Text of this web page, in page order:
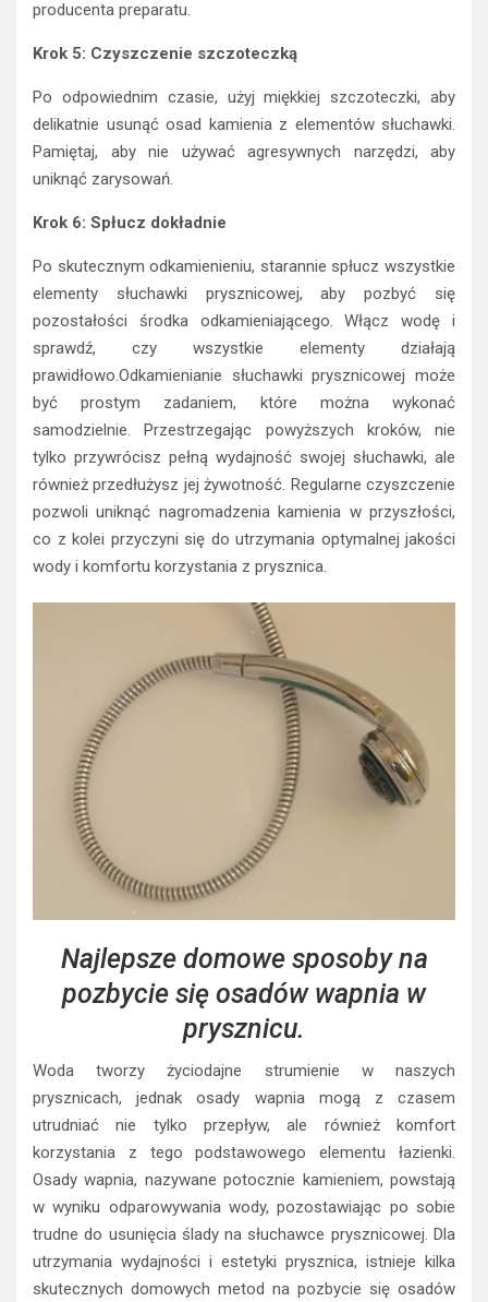
producenta preparatu.
Krok 5: Czyszczenie szczoteczką
Po odpowiednim czasie, użyj miękkiej szczoteczki, aby
delikatnie usunąć osad kamienia z elementów słuchawki.
Pamiętaj, aby nie używać agresywnych narzędzi, aby
uniknąć zarysowań.
Krok 6: Spłucz dokładnie
Po skutecznym odkamienieniu, starannie spłucz wszystkie
elementy słuchawki prysznicowej, aby pozbyć się
pozostałości środka odkamieniającego. Włącz wodę i
sprawdź, czy wszystkie elementy działają
prawidłowo.Odkamienianie słuchawki prysznicowej może
być prostym zadaniem, które można wykonać
samodzielnie. Przestrzegając powyższych kroków, nie
tylko przywrócisz pełną wydajność swojej słuchawki, ale
również przedłużysz jej żywotność. Regularne czyszczenie
pozwoli uniknąć nagromadzenia kamienia w przyszłości,
co z kolei przyczyni się do utrzymania optymalnej jakości
wody i komfortu korzystania z prysznica.
Najlepsze domowe sposoby na
pozbycie się osadów wapnia w
prysznicu.
Woda tworzy życiodajne strumienie w naszych
prysznicach, jednak osady wapnia mogą z czasem
utrudniać nie tylko przepływ, ale również komfort
korzystania z tego podstawowego elementu łazienki.
Osady wapnia, nazywane potocznie kamieniem, powstają
w wyniku odparowywania wody, pozostawiając po sobie
trudne do usunięcia ślady na słuchawce prysznicowej. Dla
utrzymania wydajności i estetyki prysznica, istnieje kilka
skutecznych domowych metod na pozbycie się osadów